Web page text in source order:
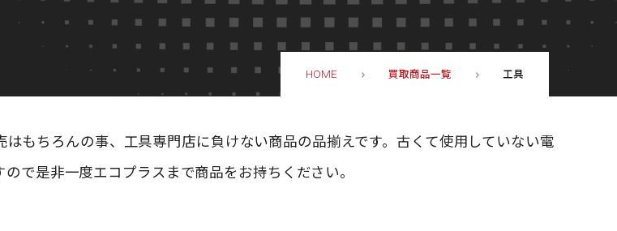
HOME 買取商品一覧 ⼯具
もちろんの事、工具専門店に負けない商品の品揃えです。古くて使用していない電
で是非一度エコプラスまで商品をお持ちください。